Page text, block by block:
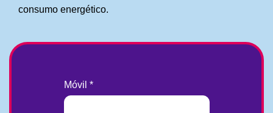
consumo energético.
Móvil *